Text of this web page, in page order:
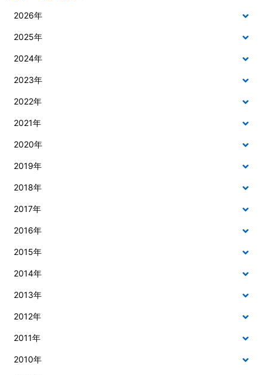
2026年
2025年
2024年
2023年
2022年
2021年
2020年
2019年
2018年
2017年
2016年
2015年
2014年
2013年
2012年
2011年
2010年